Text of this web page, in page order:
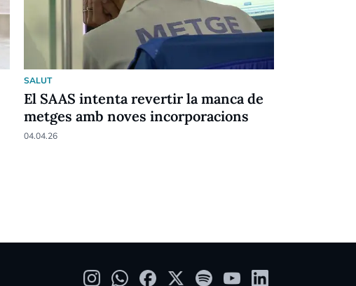
SALUT
El SAAS intenta revertir la manca de
metges amb noves incorporacions
04.04.26